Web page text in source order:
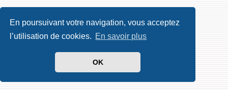
En poursuivant votre navigation, vous acceptez
l’utilisation de cookies. En savoir plus
OK